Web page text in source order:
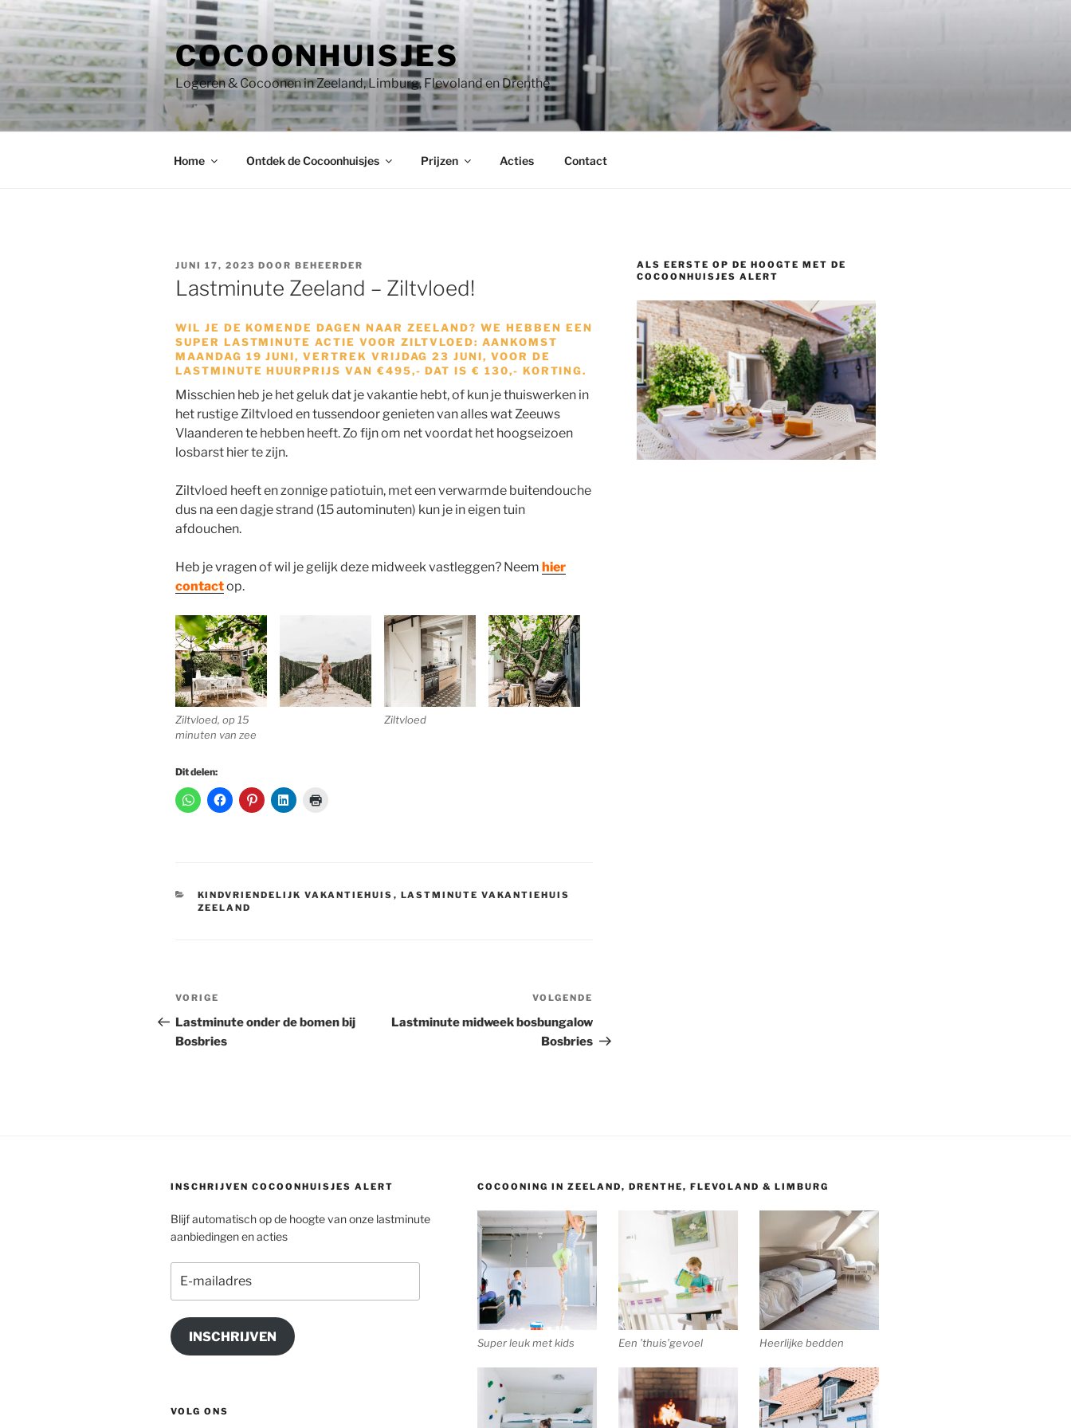
Ga
naar
inhoud
COCOONHUISJES
Logeren & Cocoonen in Zeeland, Limburg, Flevoland en Drenthe
Home Ontdek de Cocoonhuisjes Prijzen Acties Contact
GEPLAATST
OP
JUNI 17, 2023 DOOR BEHEERDER
Lastminute Zeeland – Ziltvloed!
WIL JE DE KOMENDE DAGEN NAAR ZEELAND? WE HEBBEN EEN
SUPER LASTMINUTE ACTIE VOOR ZILTVLOED: AANKOMST
MAANDAG 19 JUNI, VERTREK VRIJDAG 23 JUNI, VOOR DE
LASTMINUTE HUURPRIJS VAN €495,- DAT IS € 130,- KORTING.
Misschien heb je het geluk dat je vakantie hebt, of kun je thuiswerken in
het rustige Ziltvloed en tussendoor genieten van alles wat Zeeuws
Vlaanderen te hebben heeft. Zo fijn om net voordat het hoogseizoen
losbarst hier te zijn.
Ziltvloed heeft en zonnige patiotuin, met een verwarmde buitendouche
dus na een dagje strand (15 autominuten) kun je in eigen tuin
afdouchen.
Heb je vragen of wil je gelijk deze midweek vastleggen? Neem hier
contactop.
Ziltvloed, op 15
minuten van zee
Ziltvloed
Dit delen:
CATEGORIEËN
KINDVRIENDELIJK VAKANTIEHUIS , LASTMINUTE VAKANTIEHUIS
ZEELAND
Bericht
navigatie
Vorig
bericht
VORIGE
Lastminute onder de bomen bij
Bosbries
bericht
VOLGENDE
Lastminute midweek bosbungalow
Bosbries
ALS EERSTE OP DE HOOGTE MET DE
COCOONHUISJES ALERT
INSCHRIJVEN COCOONHUISJES ALERT
Blijf automatisch op de hoogte van onze lastminute
aanbiedingen en acties
mailadres
INSCHRIJVEN
VOLG ONS
COCOONING IN ZEELAND, DRENTHE, FLEVOLAND & LIMBURG
Super leuk met kids Een ’thuis’gevoel Heerlijke bedden